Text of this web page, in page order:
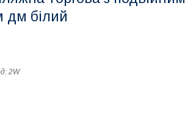
дм білий
2W